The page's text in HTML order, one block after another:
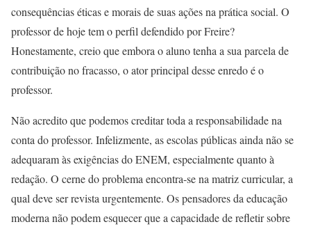
consequências éticas e morais de suas ações na prática social. O
professor de hoje tem o perfil defendido por Freire?
Honestamente, creio que embora o aluno tenha a sua parcela de
contribuição no fracasso, o ator principal desse enredo é o
professor.
Não acredito que podemos creditar toda a responsabilidade na
conta do professor. Infelizmente, as escolas públicas ainda não se
adequaram às exigências do ENEM, especialmente quanto à
redação. O cerne do problema encontra-se na matriz curricular, a
qual deve ser revista urgentemente. Os pensadores da educação
moderna não podem esquecer que a capacidade de refletir sobre